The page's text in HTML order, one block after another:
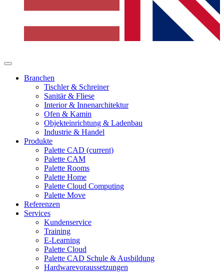
Branchen
Tischler & Schreiner
Sanitär & Fliese
Interior & Innenarchitektur
Ofen & Kamin
Objekteinrichtung & Ladenbau
Industrie & Handel
Produkte
Palette CAD (current)
Palette CAM
Palette Rooms
Palette Home
Palette Cloud Computing
Palette Move
Referenzen
Services
Kundenservice
Training
E-Learning
Palette Cloud
Palette CAD Schule & Ausbildung
Hardwarevoraussetzungen